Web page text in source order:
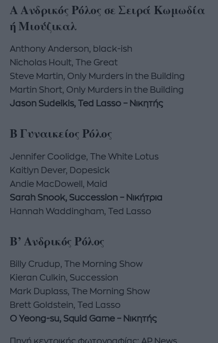
Α Ανδρικός Ρόλος σε Σειρά Κωμωδία
ή Μιούζικαλ
Anthony Anderson, black-ish
Nicholas Hoult, The Great
Steve Martin, Only Murders in the Building
Martin Short, Only Murders in the Building
Jason Sudeikis, Ted Lasso – Νικητής
Β Γυναικείος Ρόλος
Jennifer Coolidge, The White Lotus
Kaitlyn Dever, Dopesick
Andie MacDowell, Maid
Sarah Snook, Succession – Νικήτρια
Hannah Waddingham, Ted Lasso
Β’ Ανδρικός Ρόλος
Billy Crudup, The Morning Show
Kieran Culkin, Succession
Mark Duplass, The Morning Show
Brett Goldstein, Ted Lasso
O Yeong-su, Squid Game – Νικητής
Πηγή κεντρικής φωτογραφίας: AP News